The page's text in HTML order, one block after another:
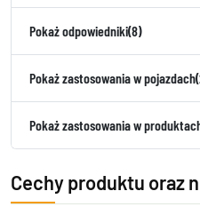
Pokaż odpowiedniki(8)
Pokaż zastosowania w pojazdach
Pokaż zastosowania w
Cechy produktu oraz